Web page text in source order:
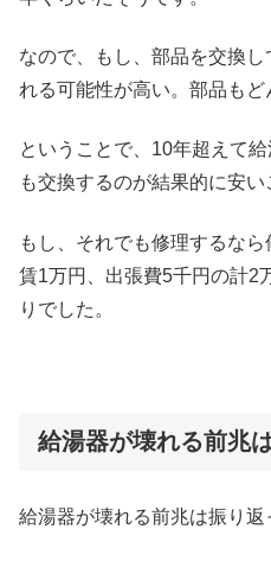
なので、もし、部品を交換
れる可能性が高い。部品もど
ということで、10年超えて
も交換するのが結果的に安い
もし、それでも修理するな
賃1万円、出張費5千円の計2
りでした。
給湯器が壊れる前兆
給湯器が壊れる前兆は振り返